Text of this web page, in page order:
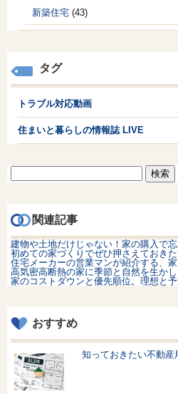
新築住宅 (43)
タグ
トラブル対応動画
住まいと暮らしの情報誌 LIVE
索:
関連記事
建物や土地だけじゃない！家の購入で
初めての家づくりでぜひ押さえておき
住宅メーカーの営業マンが紹介する、
高気密高断熱の家に季節と自然を生か
家のコストダウンと優先順位。理想と
おすすめ
知っておきたい不動